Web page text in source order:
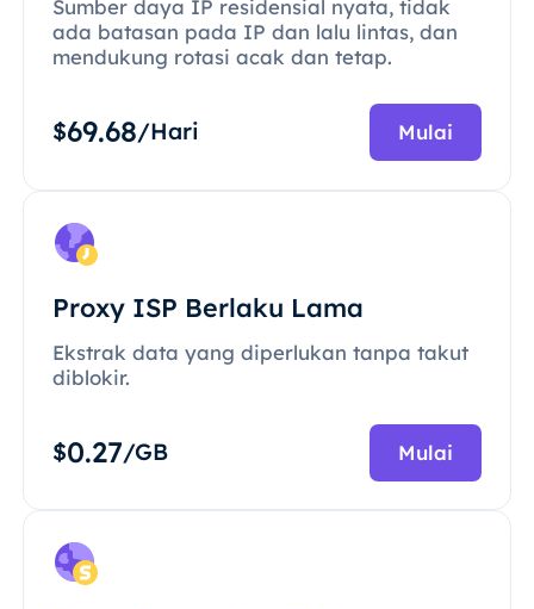
Sumber daya IP residensial nyata, tidak
ada batasan pada IP dan lalu lintas, dan
mendukung rotasi acak dan tetap.
$69.68/Hari Mulai
Proxy ISP Berlaku Lama
Ekstrak data yang diperlukan tanpa takut
diblokir.
$0.27/GB Mulai